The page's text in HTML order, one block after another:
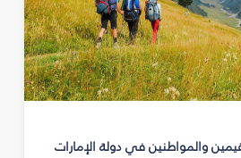
والمواطنين في دولة الإمارات